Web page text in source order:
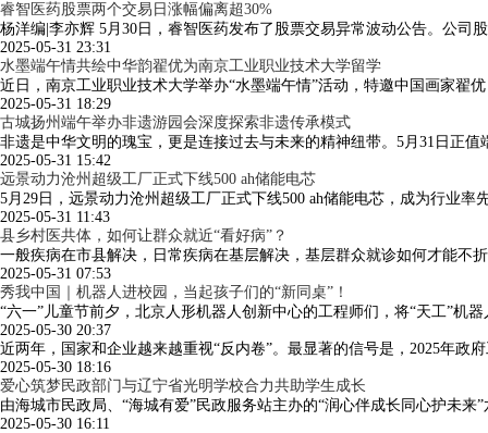
睿智医药股票两个交易日涨幅偏离超30%
杨洋编|李亦辉 5月30日，睿智医药发布了股票交易异常波动公告。公司
2025-05-31 23:31
水墨端午情共绘中华韵翟优为南京工业职业技术大学留学
近日，南京工业职业技术大学举办“水墨端午情”活动，特邀中国画家翟
2025-05-31 18:29
古城扬州端午举办非遗游园会深度探索非遗传承模式
非遗是中华文明的瑰宝，更是连接过去与未来的精神纽带。5月31日正
2025-05-31 15:42
远景动力沧州超级工厂正式下线500 ah储能电芯
5月29日，远景动力沧州超级工厂正式下线500 ah储能电芯，成为行业
2025-05-31 11:43
县乡村医共体，如何让群众就近“看好病”？
一般疾病在市县解决，日常疾病在基层解决，基层群众就诊如何才能不
2025-05-31 07:53
秀我中国｜机器人进校园，当起孩子们的“新同桌”！
“六一”儿童节前夕，北京人形机器人创新中心的工程师们，将“天工”
2025-05-30 20:37
近两年，国家和企业越来越重视“反内卷”。最显著的信号是，2025年政
2025-05-30 18:16
爱心筑梦民政部门与辽宁省光明学校合力共助学生成长
由海城市民政局、“海城有爱”民政服务站主办的“润心伴成长同心护未
2025-05-30 16:11